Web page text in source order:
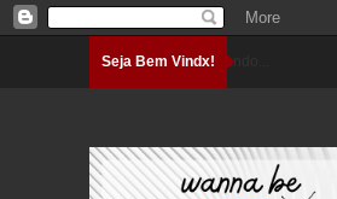
Seja Bem Vindx!Carregando...